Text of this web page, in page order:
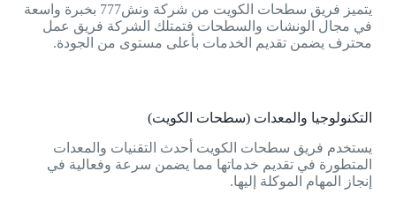
يتميز فريق سطحات الكويت من شركة ونش777 بخبرة واسعة
في مجال الونشات والسطحات فتمتلك الشركة فريق عمل
محترف يضمن تقديم الخدمات بأعلى مستوى من الجودة.
التكنولوجيا والمعدات (سطحات الكويت)
يستخدم فريق سطحات الكويت أحدث التقنيات والمعدات
المتطورة في تقديم خدماتها مما يضمن سرعة وفعالية في
إنجاز المهام الموكلة إليها.